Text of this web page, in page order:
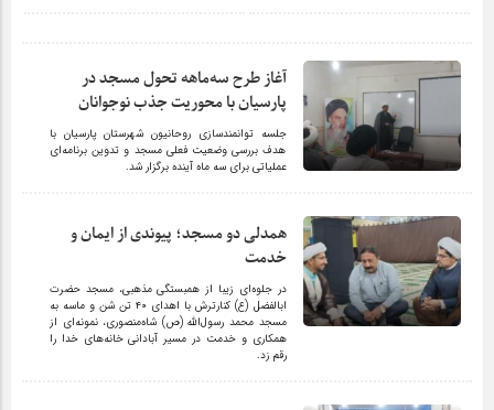
آغاز طرح سه‌ماهه تحول مسجد در
پارسیان با محوریت جذب نوجوانان
جلسه توانمندسازی روحانیون شهرستان پارسیان با
هدف بررسی وضعیت فعلی مسجد و تدوین برنامه‌ای
عملیاتی برای سه ماه آینده برگزار شد.
همدلی دو مسجد؛ پیوندی از ایمان و
خدمت
در جلوه‌ای زیبا از همبستگی مذهبی، مسجد حضرت
ابالفضل (ع) کنارترش با اهدای ۴۰ تن شن و ماسه به
مسجد محمد رسول‌الله (ص) شاه‌منصوری، نمونه‌ای از
همکاری و خدمت در مسیر آبادانی خانه‌های خدا را
رقم زد.